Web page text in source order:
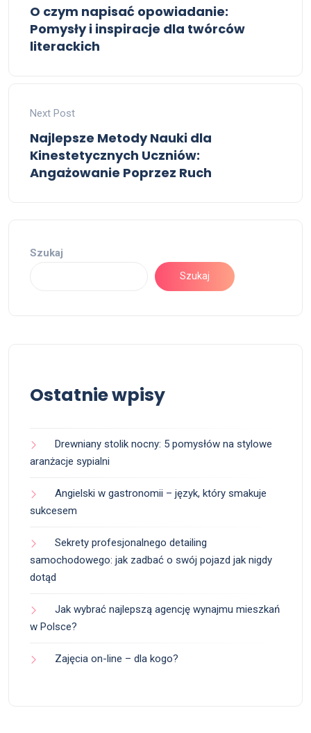
O czym napisać opowiadanie:
Pomysły i inspiracje dla twórców
literackich
Next Post
Najlepsze Metody Nauki dla
Kinestetycznych Uczniów:
Angażowanie Poprzez Ruch
Szukaj
Szukaj
Ostatnie wpisy
Drewniany stolik nocny: 5 pomysłów na stylowe
aranżacje sypialni
Angielski w gastronomii – język, który smakuje
sukcesem
Sekrety profesjonalnego detailing
samochodowego: jak zadbać o swój pojazd jak nigdy
dotąd
Jak wybrać najlepszą agencję wynajmu mieszkań
w Polsce?
Zajęcia on-line – dla kogo?